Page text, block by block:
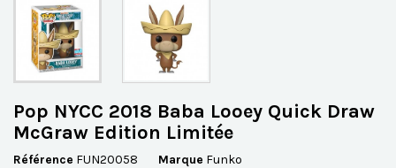
Pop NYCC 2018 Baba Looey Quick Draw
McGraw Edition Limitée
Référence FUN20058 Marque Funko